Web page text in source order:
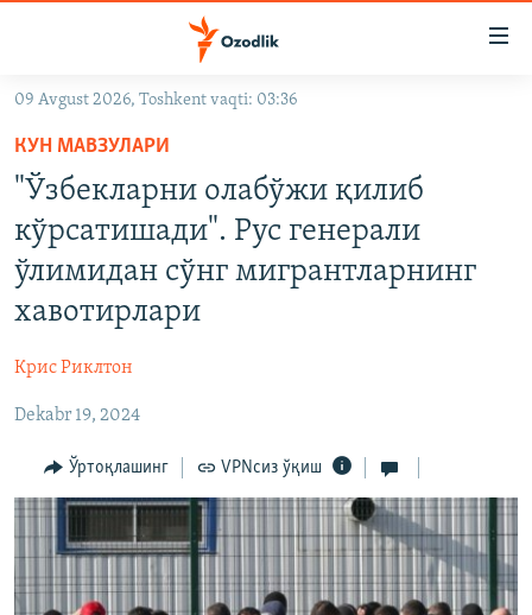
Асосий
навигацияга
ўтинг
Қидиришга
ўтинг
OZODVIDEO
На русском
Озодлик бошқа тилларда
09 Avgust 2026, Toshkent vaqti: 03:36
КУН МАВЗУЛАРИ
"Ўзбекларни олабўжи қилиб
кўрсатишади". Рус генерали
ўлимидан сўнг мигрантларнинг
хавотирлари
Крис Риклтон
Dekabr 19, 2024
Ўртоқлашинг VPNсиз ўқиш